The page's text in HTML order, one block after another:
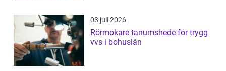
03 juli 2026
Rörmokare tanumshede för trygg
vvs i bohuslän